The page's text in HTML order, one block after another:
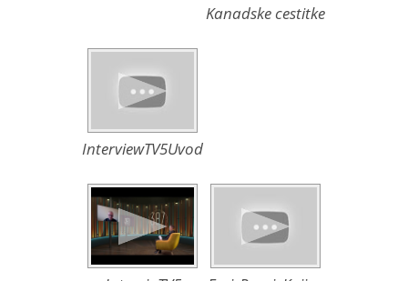
Kanadske cestitke
InterviewTV5Uvod